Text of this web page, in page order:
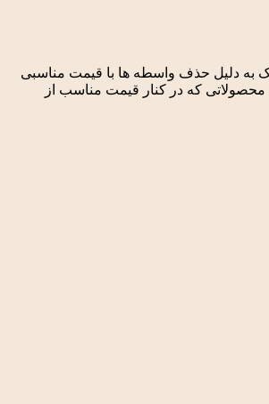
نورورنیک به دلیل حذف واسطه ها با قیمت مناسبی
که در کنار قیمت مناسب از